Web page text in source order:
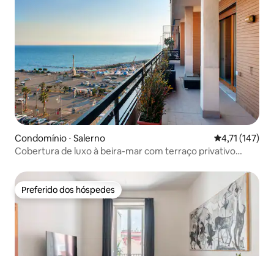
Condomínio ⋅ Salerno 4,71 de uma
4,71 (147)
Cobertura de luxo à beira-mar com terraço privativo
Preferido dos hóspedes
Preferido dos hóspedes